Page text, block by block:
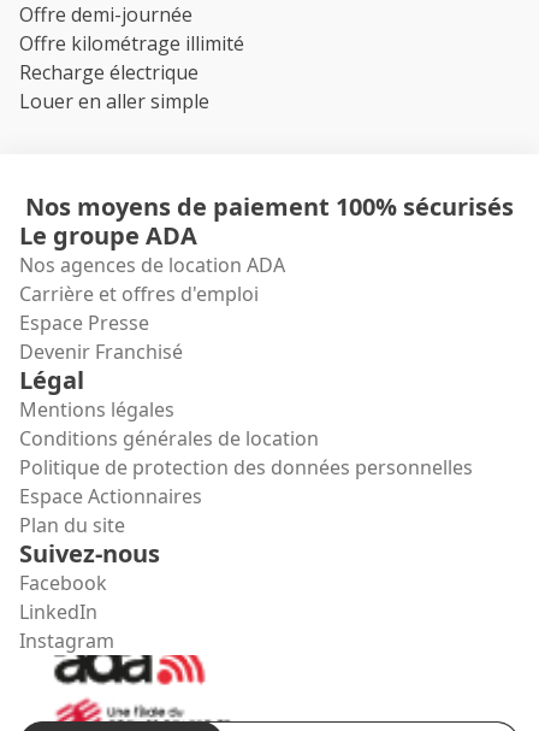
Offre demi-journée
Offre kilométrage illimité
Recharge électrique
Louer en aller simple
Nos moyens de paiement 100% sécurisés
Le groupe ADA
Nos agences de location ADA
Carrière et offres d'emploi
Espace Presse
Devenir Franchisé
Légal
Mentions légales
Conditions générales de location
Politique de protection des données personnelles
Espace Actionnaires
Plan du site
Suivez-nous
Facebook
LinkedIn
Instagram